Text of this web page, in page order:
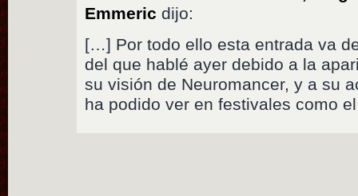
Emmeric dijo:
[…] Por todo ello esta entrada va
del que hablé ayer debido a la
su visión de Neuromancer, y a su
ha podido ver en festivales como